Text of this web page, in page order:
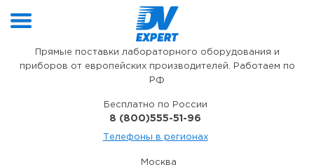
Прямые поставки лабораторного оборудования и
приборов от европейских производителей. Работаем по
РФ
Бесплатно по России
8 (800)555-51-96
Телефоны в регионах
Москва